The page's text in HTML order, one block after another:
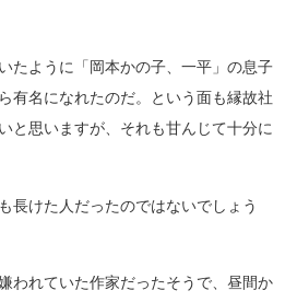
たように「岡本かの子、一平」の息子
有名になれたのだ。という面も縁故社
と思いますが、それも甘んじて十分に
長けた人だったのではないでしょう
われていた作家だったそうで、昼間か